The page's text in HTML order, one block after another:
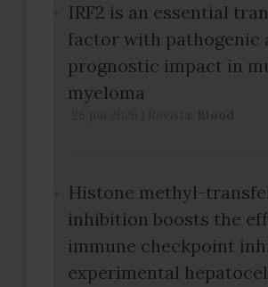
IRF2 is an essential
factor with pathogenic
prognostic impact in
myeloma
Histone methyl-
inhibition boosts the
immune checkpoint
experimental